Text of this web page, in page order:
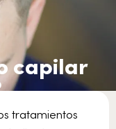
capilar
tratamientos